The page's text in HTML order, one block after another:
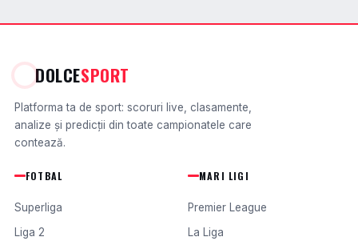
DOLCESPORT
Platforma ta de sport: scoruri live, clasamente,
analize și predicții din toate campionatele care
contează.
FOTBAL
Superliga
Liga 2
MARI LIGI
Premier League
La Liga